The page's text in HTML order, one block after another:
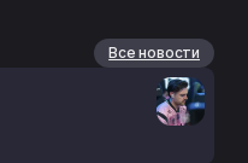
Все новости